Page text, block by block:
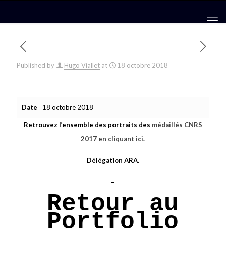
Published by Hugo Viallet at 18 octobre 2018
Date 18 octobre 2018
Retrouvez l’ensemble des portraits des médaillés CNRS
2017 en cliquant ici.
Délégation ARA.
–
Retour au
Portfolio